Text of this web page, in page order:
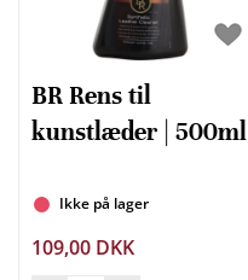
BR Rens til
kunstlæder | 500ml
Ikke på lager
109,00 DKK